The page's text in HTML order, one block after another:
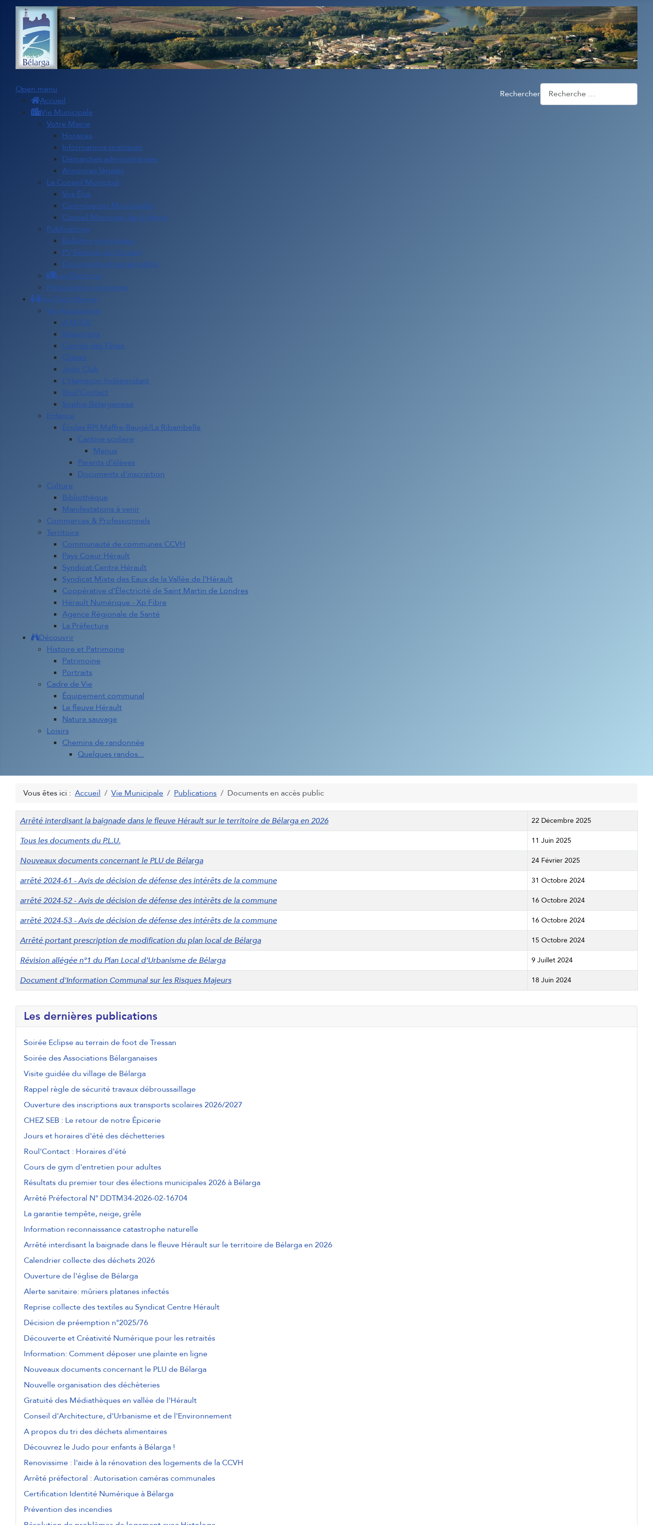
Open menu
Accueil
Vie Municipale
Votre Mairie
Horaires
Informations pratiques
Démarches administratives
Annonces légales
Le Conseil Municipal
Vos Élus
Commissions Municipales
Conseil Municipal des Enfants
Publications
Bulletins municipaux
PV Séances du Conseil
Documents en accès public
Les Élections
Participation citoyenne
Vie Quotidienne
Vie Associative
A.M.R.B.
Belarg'arts
Comité des Fêtes
Chasse
Judo Club
L'Hameçon Indépendant
Roul'Contact
Sophie Bélarganaise
Enfance
Écoles RPI Maffre-Baugé/La Ribambelle
Cantine scolaire
Menus
Parents d'élèves
Documents d'inscription
Culture
Bibliothèque
Manifestations à venir
Commerces & Professionnels
Territoire
Communauté de communes CCVH
Pays Coeur Hérault
Syndicat Centre Hérault
Syndicat Mixte des Eaux de la Vallée de l'Hérault
Coopérative d'Électricité de Saint Martin de Londres
Hérault Numérique - Xp Fibre
Agence Régionale de Santé
La Préfecture
Découvrir
Histoire et Patrimoine
Patrimoine
Portraits
Cadre de Vie
Équipement communal
Le fleuve Hérault
Nature sauvage
Loisirs
Chemins de randonnée
Quelques randos...
Rechercher
Les dernières publications
Soirée Eclipse au terrain de foot de Tressan
Soirée des Associations Bélarganaises
Visite guidée du village de Bélarga
Rappel règle de sécurité travaux débroussaillage
Ouverture des inscriptions aux transports scolaires 2026/2027
CHEZ SEB : Le retour de notre Épicerie
Jours et horaires d'été des déchetteries
Roul'Contact : Horaires d'été
Cours de gym d'entretien pour adultes
Résultats du premier tour des élections municipales 2026 à Bélarga
Arrêté Préfectoral N° DDTM34-2026-02-16704
La garantie tempête, neige, grêle
Information reconnaissance catastrophe naturelle
Arrêté interdisant la baignade dans le fleuve Hérault sur le territoire de Bélarga en 2026
Calendrier collecte des déchets 2026
Ouverture de l'église de Bélarga
Alerte sanitaire: mûriers platanes infectés
Reprise collecte des textiles au Syndicat Centre Hérault
Décision de préemption n°2025/76
Découverte et Créativité Numérique pour les retraités
Information: Comment déposer une plainte en ligne
Nouveaux documents concernant le PLU de Bélarga
Nouvelle organisation des déchèteries
Gratuité des Médiathèques en vallée de l'Hérault
Conseil d'Architecture, d'Urbanisme et de l'Environnement
A propos du tri des déchets alimentaires
Découvrez le Judo pour enfants à Bélarga !
Renovissime : l'aide à la rénovation des logements de la CCVH
Arrêté préfectoral : Autorisation caméras communales
Certification Identité Numérique à Bélarga
Prévention des incendies
Vous êtes ici : Accueil Vie Municipale Publications Documents en accès public
Titre Date de modification
Arrêté interdisant la baignade dans le fleuve Hérault sur le territoire de Bélarga en 2026 22 Décembre 2025
Tous les documents du P.L.U. 11 Juin 2025
Nouveaux documents concernant le PLU de Bélarga 24 Février 2025
arrêté 2024-61 - Avis de décision de défense des intérêts de la commune 31 Octobre 2024
arrêté 2024-52 - Avis de décision de défense des intérêts de la commune 16 Octobre 2024
arrêté 2024-53 - Avis de décision de défense des intérêts de la commune 16 Octobre 2024
Arrêté portant prescription de modification du plan local de Bélarga 15 Octobre 2024
Révision allégée n°1 du Plan Local d’Urbanisme de Bélarga 9 Juillet 2024
Document d'Information Communal sur les Risques Majeurs 18 Juin 2024